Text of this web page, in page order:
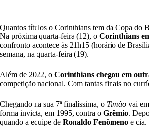
Quantos títulos o Corinthians tem da Copa do
Na próxima quarta-feira (12), o Corinthians
confronto acontece às 21h15 (horário de
semana, na quarta-feira (19).
Além de 2022, o Corinthians chegou em
competição nacional. Com tantas finais no
Chegando na sua 7ª finalíssima, o Timão vai
forma invicta, em 1995, contra o Grêmio.
quando a equipe de Ronaldo Fenômeno e cia.